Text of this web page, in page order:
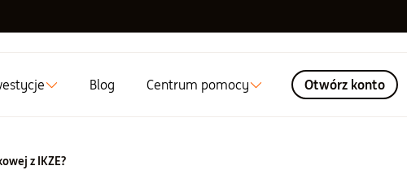
Blog Centrum pomocy Otwórz konto
z IKZE?